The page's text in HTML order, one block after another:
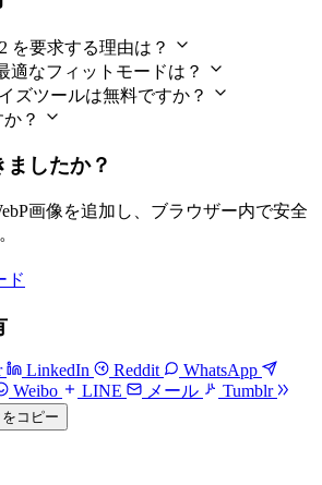
を要求する理由は？
適なフィットモードは？
ズツールは無料ですか？
？
したか？
画像を追加し、ブラウザー内で安全
ド
LinkedIn Reddit
WhatsApp
Weibo LINE メール
Tumblr
をコピー